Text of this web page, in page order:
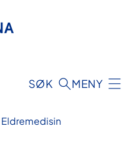
SØK MENY
Eldremedisin